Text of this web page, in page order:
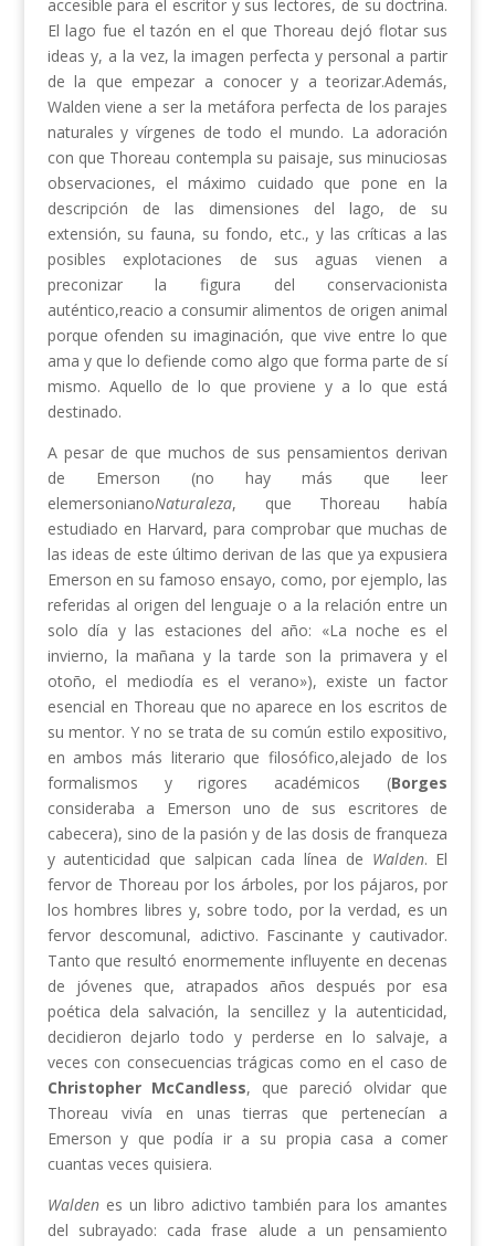
accesible para el escritor y sus lectores, de su doctrina.
El lago fue el tazón en el que Thoreau dejó flotar sus
ideas y, a la vez, la imagen perfecta y personal a partir
de la que empezar a conocer y a teorizar.Además,
Walden viene a ser la metáfora perfecta de los parajes
naturales y vírgenes de todo el mundo. La adoración
con que Thoreau contempla su paisaje, sus minuciosas
observaciones, el máximo cuidado que pone en la
descripción de las dimensiones del lago, de su
extensión, su fauna, su fondo, etc., y las críticas a las
posibles explotaciones de sus aguas vienen a
preconizar la figura del conservacionista
auténtico,reacio a consumir alimentos de origen animal
porque ofenden su imaginación, que vive entre lo que
ama y que lo defiende como algo que forma parte de sí
mismo. Aquello de lo que proviene y a lo que está
destinado.
A pesar de que muchos de sus pensamientos derivan
de Emerson (no hay más que leer
elemersonianoNaturaleza, que Thoreau había
estudiado en Harvard, para comprobar que muchas de
las ideas de este último derivan de las que ya expusiera
Emerson en su famoso ensayo, como, por ejemplo, las
referidas al origen del lenguaje o a la relación entre un
solo día y las estaciones del año: «La noche es el
invierno, la mañana y la tarde son la primavera y el
otoño, el mediodía es el verano»), existe un factor
esencial en Thoreau que no aparece en los escritos de
su mentor. Y no se trata de su común estilo expositivo,
en ambos más literario que filosófico,alejado de los
formalismos y rigores académicos (Borges
consideraba a Emerson uno de sus escritores de
cabecera), sino de la pasión y de las dosis de franqueza
y autenticidad que salpican cada línea de Walden. El
fervor de Thoreau por los árboles, por los pájaros, por
los hombres libres y, sobre todo, por la verdad, es un
fervor descomunal, adictivo. Fascinante y cautivador.
Tanto que resultó enormemente influyente en decenas
de jóvenes que, atrapados años después por esa
poética dela salvación, la sencillez y la autenticidad,
decidieron dejarlo todo y perderse en lo salvaje, a
veces con consecuencias trágicas como en el caso de
Christopher McCandless, que pareció olvidar que
Thoreau vivía en unas tierras que pertenecían a
Emerson y que podía ir a su propia casa a comer
cuantas veces quisiera.
Waldenes un libro adictivo también para los amantes
del subrayado: cada frase alude a un pensamiento